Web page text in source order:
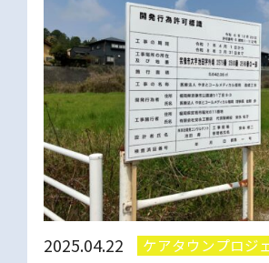
2025.04.22 ケアタウンプロジ